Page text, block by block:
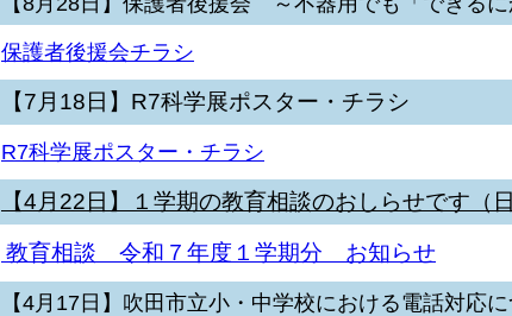
保護者後援会チラシ
【7月18日】 R7科学展ポスター・チラシ
R7科学展ポスター・チラシ
【4 月22日】１学期の教育相談のおしらせです（日
教育相談 令和７年度１学期分 お知らせ
【4月17日】吹田市立小・中学校における電話対応